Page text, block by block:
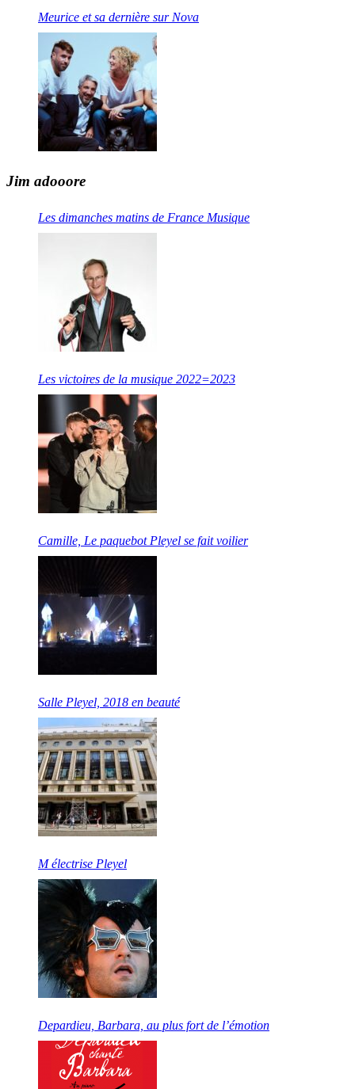
Meurice et sa dernière sur Nova
Jim adooore
Les dimanches matins de France Musique
Les victoires de la musique 2022=2023
Camille, Le paquebot Pleyel se fait voilier
Salle Pleyel, 2018 en beauté
M électrise Pleyel
Depardieu, Barbara, au plus fort de l’émotion